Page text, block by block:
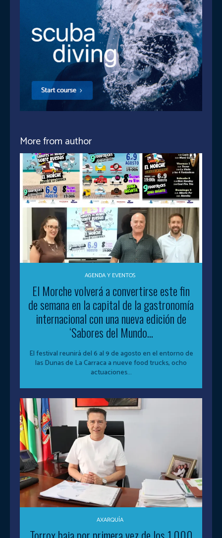
More from author
AGENDA Y EVENTOS
El Morche volverá a convertirse este fin
de semana en la capital de la gastronomía
internacional con una nueva edición de
‘Sabores del Mundo...
El festival reunirá del 6 al 9 de agosto en el entorno de
las Dunas de La Carraca a nueve food trucks, ocho
actuaciones...
AXARQUÍA